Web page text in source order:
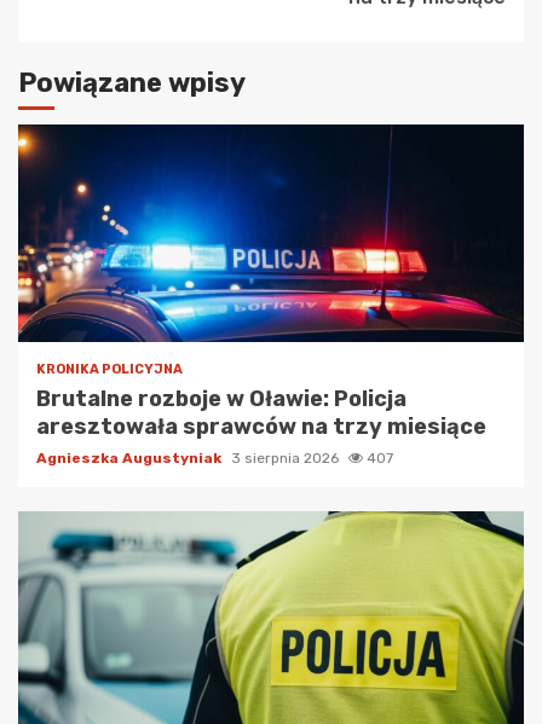
Powiązane wpisy
KRONIKA POLICYJNA
Brutalne rozboje w Oławie: Policja
aresztowała sprawców na trzy miesiące
Agnieszka Augustyniak 3 sierpnia 2026 407